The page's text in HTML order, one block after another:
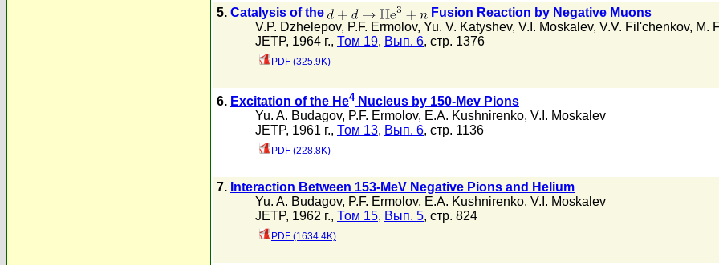
5. Catalysis of the
Fusion Reaction by Negative Muons
V.P. Dzhelepov, P.F. Ermolov, Yu. V. Katyshev, V.I. Moskalev, V.V. Fil'chenkov, M.
JETP, 1964 г., Том 19, Вып. 6, стр. 1376
PDF (325.9K)
6. Excitation of the He4Nucleus by 150-Mev Pions
Yu. A. Budagov, P.F. Ermolov, E.A. Kushnirenko, V.I. Moskalev
JETP, 1961 г., Том 13, Вып. 6, стр. 1136
PDF (228.8K)
7. Interaction Between 153-MeV Negative Pions and Helium
Yu. A. Budagov, P.F. Ermolov, E.A. Kushnirenko, V.I. Moskalev
JETP, 1962 г., Том 15, Вып. 5, стр. 824
PDF (1634.4K)